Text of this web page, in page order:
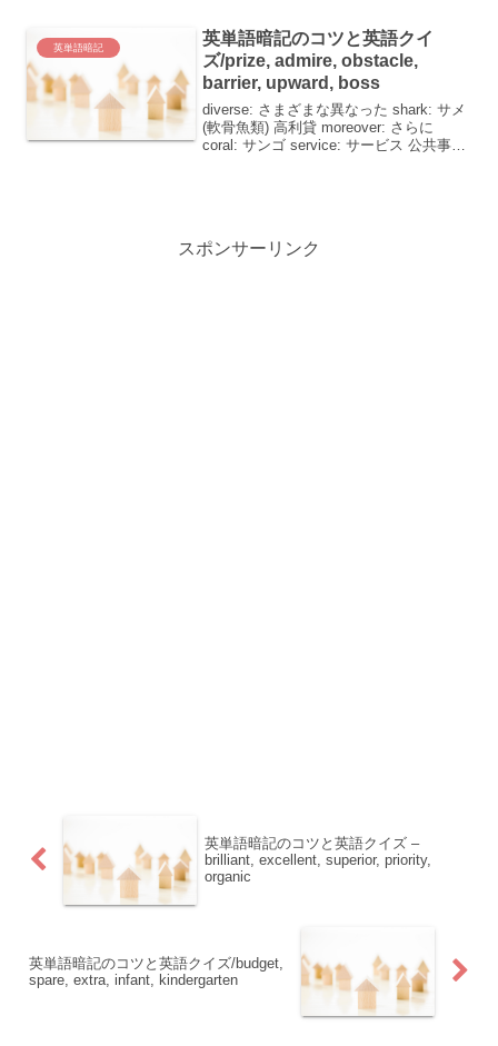
英単語暗記
英単語暗記のコツと英語クイ
ズ/prize, admire, obstacle,
barrier, upward, boss
diverse: さまざまな異なった shark: サメ
(軟骨魚類) 高利貸 moreover: さらに
coral: サンゴ service: サービス 公共事業
スポンサーリンク
英単語暗記のコツと英語クイズ –
brilliant, excellent, superior, priority,
organic
英単語暗記のコツと英語クイズ/budget,
spare, extra, infant, kindergarten